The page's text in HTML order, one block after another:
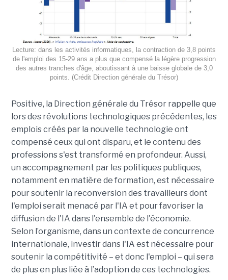
Lecture: dans les activités informatiques, la contraction de 3,8 points
de l'emploi des 15-29 ans a plus que compensé la légère progression
des autres tranches d'âge, aboutissant à une baisse globale de 3,0
points. (Crédit Direction générale du Trésor)
Positive, la Direction générale du Trésor rappelle que
lors des révolutions technologiques précédentes, les
emplois créés par la nouvelle technologie ont
compensé ceux qui ont disparu, et le contenu des
professions s'est transformé en profondeur. Aussi,
un accompagnement par les politiques publiques,
notamment en matière de formation, est nécessaire
pour soutenir la reconversion des travailleurs dont
l'emploi serait menacé par l'IA et pour favoriser la
diffusion de l'IA dans l'ensemble de l'économie.
Selon l’organisme, dans un contexte de concurrence
internationale, investir dans l'IA est nécessaire pour
soutenir la compétitivité – et donc l'emploi – qui sera
de plus en plus liée à l’adoption de ces technologies.